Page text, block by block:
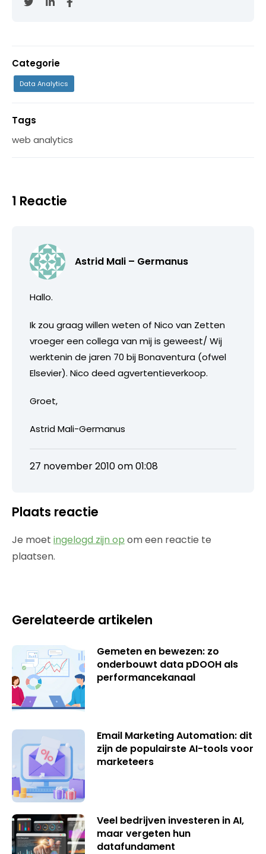
Categorie
Data Analytics
Tags
web analytics
1 Reactie
Astrid Mali – Germanus
Hallo.
Ik zou graag willen weten of Nico van Zetten
vroeger een collega van mij is geweest/ Wij
werktenin de jaren 70 bij Bonaventura (ofwel
Elsevier). Nico deed agvertentieverkoop.
Groet,
Astrid Mali-Germanus
27 november 2010 om 01:08
Plaats reactie
Je moet ingelogd zijn op om een reactie te
plaatsen.
Gerelateerde artikelen
Gemeten en bewezen: zo
onderbouwt data pDOOH als
performancekanaal
Email Marketing Automation: dit
zijn de populairste AI-tools voor
marketeers
Veel bedrijven investeren in AI,
maar vergeten hun
datafundament